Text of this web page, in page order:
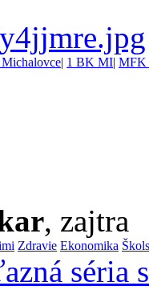
| 1 BK MI| MFK
, zajtra
Zdravie Ekonomika
séria